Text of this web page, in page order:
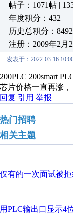
帖子：1071帖 |
年度积分：432
历史总积分：8492
注册：2009年2月
发表于：2022-03-16
200PLC 200smart
芯片价格一直再涨，
回复 引用 举报
热门招聘
相关主题
仅有的一次面试被拒
用PLC输出口显示4